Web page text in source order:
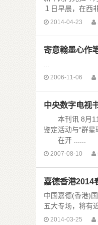
１日早晨，在西
2014-04-23
寄意翰墨心作
2006-11-06
中央数字电视
本刊讯 8月11
鉴定活动与“群星
在开 ......
2007-08-10
嘉德香港2014
中国嘉德(香港)
五大专场，将有
2014-03-25